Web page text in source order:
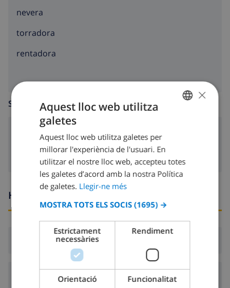
nevera
torradora
rentadora
SALA D’ESTAR
llar de foc
Hores d’arribada i sortida
Arribada:Des de 16:00 abans 19:00
Sortida: Abans: 10:00
DUTCH
SPANISH
CATALAN
ITALIAN
NORWEGIAN
×
Aquest lloc web utilitza
galetes
Aquest lloc web utilitza galetes per
millorar l'experiència de l'usuari. En
utilitzar el nostre lloc web, accepteu totes
les galetes d’acord amb la nostra Política
de galetes. Llegir-ne més
MOSTRA TOTS ELS SOCIS (1695) →
Estrictament
necessàries
Rendiment
Orientació Funcionalitat